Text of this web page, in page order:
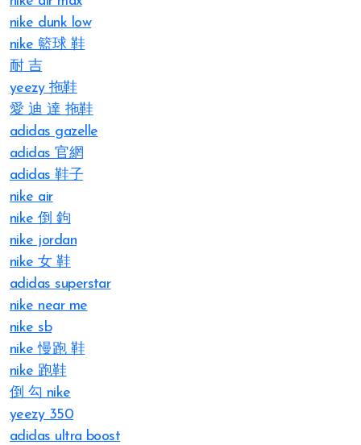
nike dunk low
nike 籃球 鞋
耐 吉
yeezy 拖鞋
愛 迪 達 拖鞋
adidas gazelle
adidas 官網
adidas 鞋子
nike air
nike 倒 鉤
nike jordan
nike 女 鞋
adidas superstar
nike near me
nike sb
nike 慢跑 鞋
nike 跑鞋
倒 勾 nike
yeezy 350
adidas ultra boost